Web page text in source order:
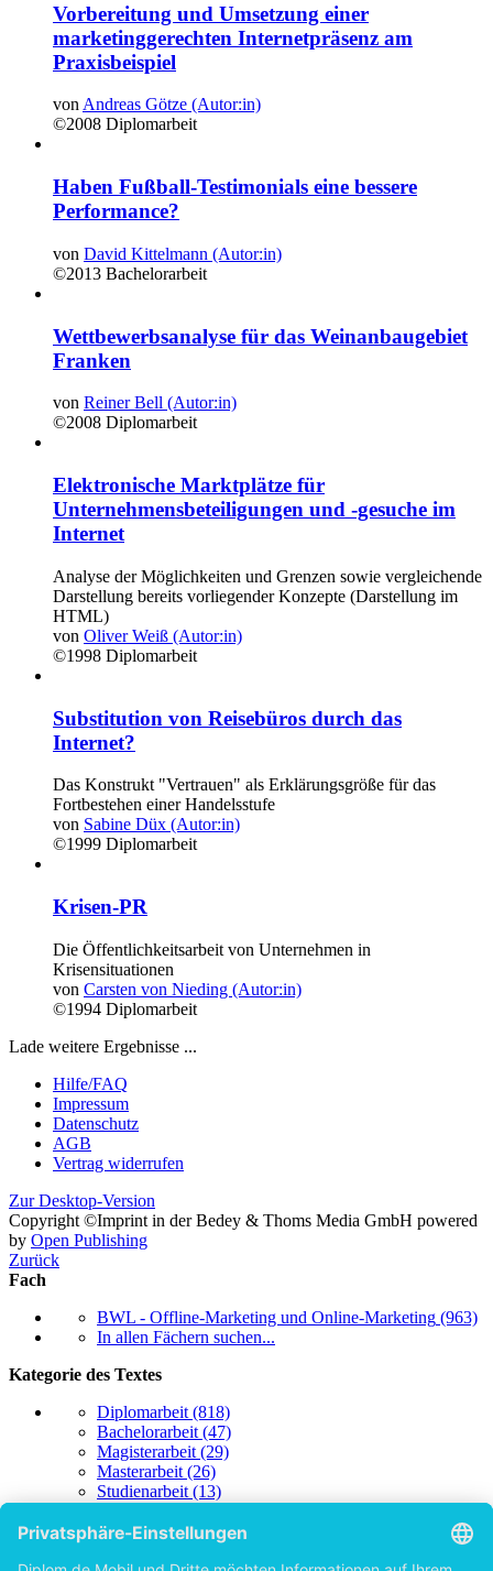
Vorbereitung und Umsetzung einer
marketinggerechten Internetpräsenz am
Praxisbeispiel
vonAndreas Götze (Autor:in)
©2008 Diplomarbeit
Haben Fußball-Testimonials eine bessere
Performance?
von David Kittelmann (Autor:in)
©2013 Bachelorarbeit
Wettbewerbsanalyse für das Weinanbaugebiet
Franken
von Reiner Bell (Autor:in)
©2008 Diplomarbeit
Elektronische Marktplätze für
Unternehmensbeteiligungen und -gesuche im
Internet
Analyse der Möglichkeiten und Grenzen sowie vergleichende
Darstellung bereits vorliegender Konzepte (Darstellung im
HTML)
von Oliver Weiß (Autor:in)
©1998 Diplomarbeit
Substitution von Reisebüros durch das
Internet?
Das Konstrukt "Vertrauen" als Erklärungsgröße für das
Fortbestehen einer Handelsstufe
von Sabine Düx (Autor:in)
©1999 Diplomarbeit
Krisen-PR
Die Öffentlichkeitsarbeit von Unternehmen in
Krisensituationen
von Carsten von Nieding (Autor:in)
©1994 Diplomarbeit
Lade weitere Ergebnisse ...
Hilfe/FAQ
Impressum
Datenschutz
AGB
Vertrag widerrufen
Zur Desktop-Version
Copyright ©Imprint in der Bedey & Thoms Media GmbH powered
by Open Publishing
Zurück
Fach
BWL - Offline-Marketing und Online-Marketing (963)
In allen Fächern suchen...
Kategorie des Textes
Diplomarbeit (818)
Bachelorarbeit (47)
Magisterarbeit (29)
Masterarbeit (26)
Studienarbeit (13)
Doktorarbeit / Dissertation